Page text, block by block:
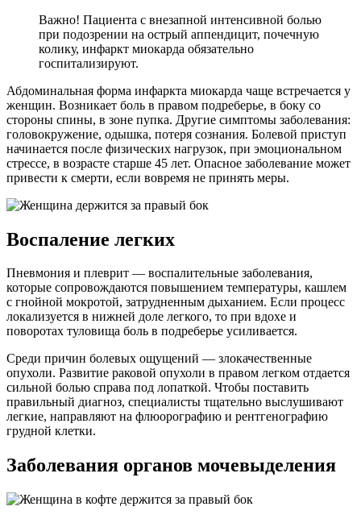
Важно! Пациента с внезапной интенсивной болью
при подозрении на острый аппендицит, почечную
колику, инфаркт миокарда обязательно
госпитализируют.
Абдоминальная форма инфаркта миокарда чаще встречается у
женщин. Возникает боль в правом подреберье, в боку со
стороны спины, в зоне пупка. Другие симптомы заболевания:
головокружение, одышка, потеря сознания. Болевой приступ
начинается после физических нагрузок, при эмоциональном
стрессе, в возрасте старше 45 лет. Опасное заболевание может
привести к смерти, если вовремя не принять меры.
Воспаление легких
Пневмония и плеврит — воспалительные заболевания,
которые сопровождаются повышением температуры, кашлем
с гнойной мокротой, затрудненным дыханием. Если процесс
локализуется в нижней доле легкого, то при вдохе и
поворотах туловища боль в подреберье усиливается.
Среди причин болевых ощущений — злокачественные
опухоли. Развитие раковой опухоли в правом легком отдается
сильной болью справа под лопаткой. Чтобы поставить
правильный диагноз, специалисты тщательно выслушивают
легкие, направляют на флюорографию и рентгенографию
грудной клетки.
Заболевания органов мочевыделения